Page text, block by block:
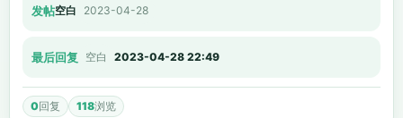
发帖空白 2023-04-28
最后回复 空白 2023-04-28 22:49
0回复 118浏览